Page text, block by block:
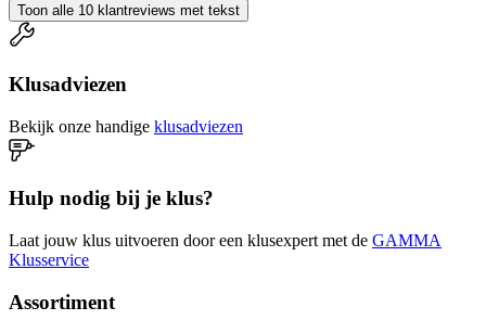
Toon alle 10 klantreviews met tekst
Klusadviezen
Bekijk onze handige klusadviezen
Hulp nodig bij je klus?
Laat jouw klus uitvoeren door een klusexpert met de GAMMA
Klusservice
Assortiment